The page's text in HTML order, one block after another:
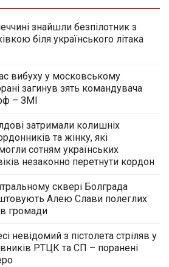
знайшли безпілотник з
біля українського літака
вибуху у московському
загинув зять командувача
– ЗМІ
затримали колишніх
та жінку, які
сотням українських
незаконно перетнути кордон
сквері Болграда
Алею Слави полеглих
громади
невідомий з пістолета стріляв у
РТЦК та СП – поранені